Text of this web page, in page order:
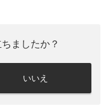
ましたか？
いいえ